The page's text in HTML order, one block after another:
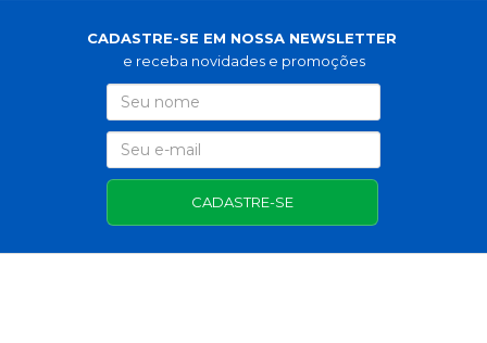
CADASTRE-SE EM NOSSA NEWSLETTER
e receba novidades e promoções
CADASTRE-SE